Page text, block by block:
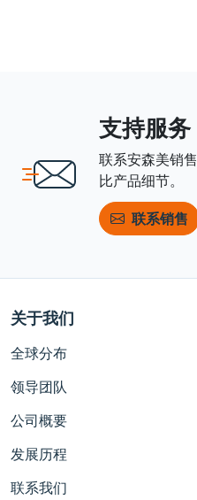
支持服务
联系安森美销
比产品细节。
联系销售
关于我们
全球分布
领导团队
公司概要
发展历程
联系我们